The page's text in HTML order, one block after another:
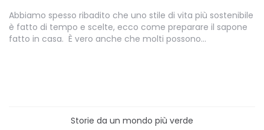
Abbiamo spesso ribadito che uno stile di vita più sostenibile
è fatto di tempo e scelte, ecco come preparare il sapone
fatto in casa. È vero anche che molti possono…
Storie da un mondo più verde